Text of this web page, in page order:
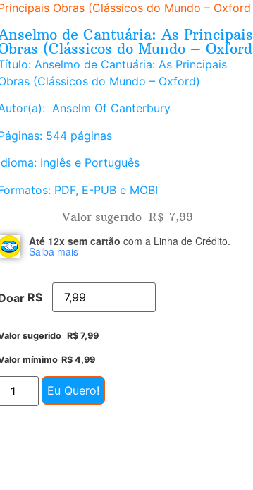
Obras (Clássicos do Mundo – Oxford
de Cantuária: As Principais
(Clássicos do Mundo – Oxford
Anselmo de Cantuária: As Principais
(Clássicos do Mundo – Oxford)
Anselm Of Canterbury
544 páginas
Inglês e Português
PDF, E-PUB e MOBI
Valor sugerido R$ 7,99
Até 12x sem cartão com a Linha de Crédito.
Saiba mais
R$
sugerido R$7,99
mímimo R$4,99
Eu Quero!